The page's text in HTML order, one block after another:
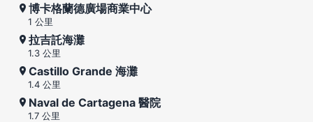
博卡格蘭德廣場商業中心
1 公里
拉吉託海灘
1.3 公里
Castillo Grande 海灘
1.4 公里
Naval de Cartagena 醫院
1.7 公里